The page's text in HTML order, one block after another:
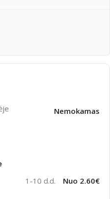
Nemokamas
1-10 d.d. Nuo 2.60€